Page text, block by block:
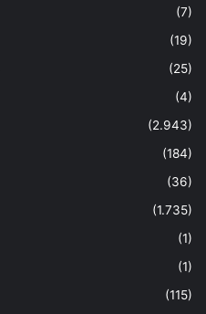
(7)
(19)
(25)
(4)
(2.943)
(184)
(36)
(1.735)
(1)
(1)
(115)